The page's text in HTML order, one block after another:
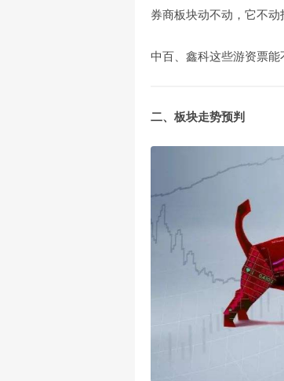
券商板块动不动，它不动
中百、鑫科这些游资票
二、板块走势预判